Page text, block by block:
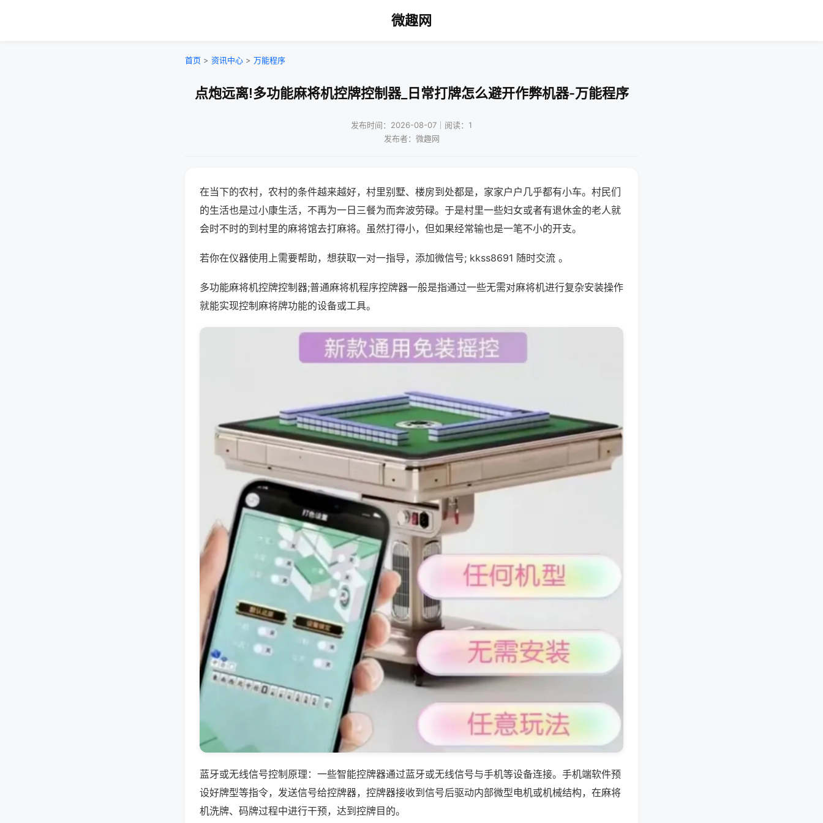
微趣网
首页 > 资讯中心 > 万能程序
点炮远离!多功能麻将机控牌控制器_日常打牌怎么避开作弊机器-万能程序
发布时间：2026-08-07｜阅读：1
发布者：微趣网
在当下的农村，农村的条件越来越好，村里别墅、楼房到处都是，家家户户几乎都有小车。村民们
的生活也是过小康生活，不再为一日三餐为而奔波劳碌。于是村里一些妇女或者有退休金的老人就
会时不时的到村里的麻将馆去打麻将。虽然打得小，但如果经常输也是一笔不小的开支。
若你在仪器使用上需要帮助，想获取一对一指导，添加微信号; kkss8691 随时交流 。
多功能麻将机控牌控制器;普通麻将机程序控牌器一般是指通过一些无需对麻将机进行复杂安装操作
就能实现控制麻将牌功能的设备或工具。
蓝牙或无线信号控制原理：一些智能控牌器通过蓝牙或无线信号与手机等设备连接。手机端软件预
设好牌型等指令，发送信号给控牌器，控牌器接收到信号后驱动内部微型电机或机械结构，在麻将
机洗牌、码牌过程中进行干预，达到控牌目的。